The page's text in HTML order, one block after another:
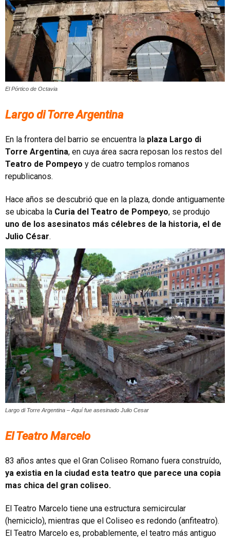
El Pórtico de Octavia
Largo di Torre Argentina
En la frontera del barrio se encuentra la plaza Largo di
Torre Argentina, en cuya área sacra reposan los restos del
Teatro de Pompeyo y de cuatro templos romanos
republicanos.
Hace años se descubrió que en la plaza, donde antiguamente
se ubicaba la Curia del Teatro de Pompeyo, se produjo
uno de los asesinatos más célebres de la historia, el de
Julio César.
Largo di Torre Argentina – Aquí fue asesinado Julio Cesar
El Teatro Marcelo
83 años antes que el Gran Coliseo Romano fuera construído,
ya existia en la ciudad esta teatro que parece una copia
mas chica del gran coliseo.
El Teatro Marcelo tiene una estructura semicircular
(hemiciclo), mientras que el Coliseo es redondo (anfiteatro).
El Teatro Marcelo es, probablemente, el teatro más antiguo